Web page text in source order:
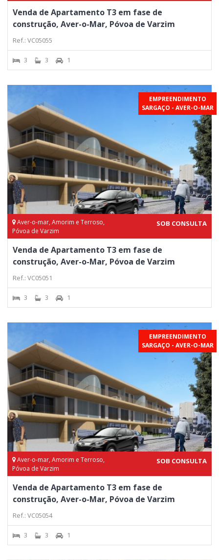
Venda de Apartamento T3 em fase de
construção, Aver-o-Mar, Póvoa de Varzim
Ref.: VC05055
3 3 1
EMPREENDIMENTO
SARGAÇO - AVER-O-MAR
Aver-o-mar, Amorim e Terroso,
Póvoa de Varzim
SOB CONSULTA
Venda de Apartamento T3 em fase de
construção, Aver-o-Mar, Póvoa de Varzim
Ref.: VC05051
3 3 1
EMPREENDIMENTO
SARGAÇO - AVER-O-MAR
Aver-o-mar, Amorim e Terroso,
Póvoa de Varzim
SOB CONSULTA
Venda de Apartamento T3 em fase de
construção, Aver-o-Mar, Póvoa de Varzim
Ref.: VC05054
3 3 1